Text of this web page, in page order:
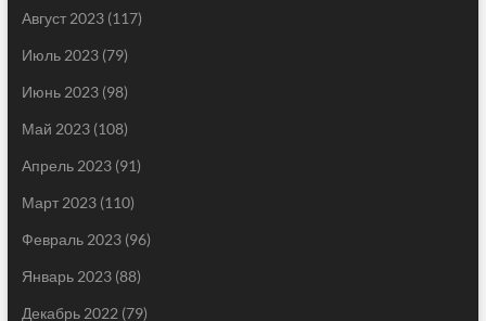
Август 2023(117)
Июль 2023(79)
Июнь 2023(98)
Май 2023(108)
Апрель 2023(91)
Март 2023(110)
Февраль 2023(96)
Январь 2023(88)
Декабрь 2022 (79)